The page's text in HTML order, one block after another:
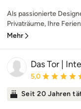
Als passionierte
Privaträume, Ihre
Mehr
Das Tor |
5,0
Seit 20 Jahren